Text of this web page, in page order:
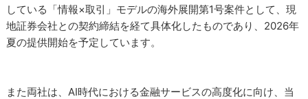
している「情報×取引」モデルの海外展開第1号案件として、現
地証券会社との契約締結を経て具体化したものであり、2026年
夏の提供開始を予定しています。
また両社は、AI時代における金融サービスの高度化に向け、当